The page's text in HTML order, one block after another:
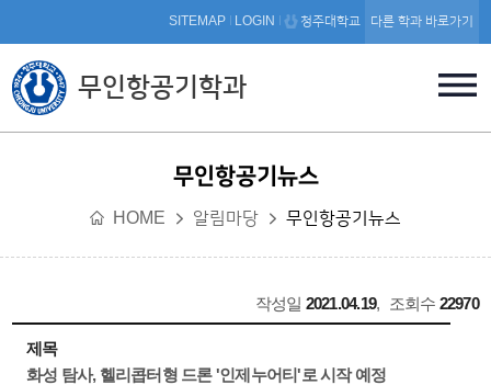
본문 바로가기
무인항공기학과
SITEMAP LOGIN 청주대학교 다른 학과 바로가기
무인항공기뉴스
HOME 알림마당 무인항공기뉴스
작성일 2021.04.19, 조회수 22970
제목
화성 탐사, 헬리콥터형 드론 '인제누어티'로 시작 예정